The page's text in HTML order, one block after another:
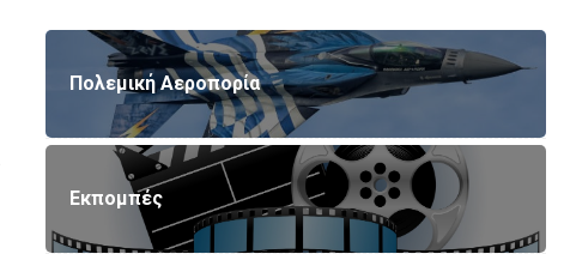
Πολεμική Αεροπορία
Εκπομπές